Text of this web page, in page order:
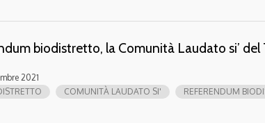
biodistretto, la Comunità Laudato si’
2021
COMUNITÀ LAUDATO SI' REFERENDUM